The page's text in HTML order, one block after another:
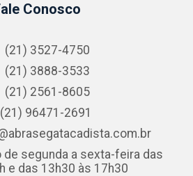
Conosco
(21) 3527-4750
(21) 3888-3533
(21) 2561-8605
(21) 96471-2691
de segunda a sexta-feira das
e das 13h30 às 17h30